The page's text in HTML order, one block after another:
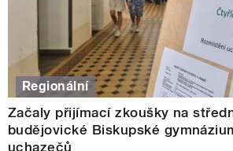
Regionální
Začaly přijímací zkoušky na
budějovické Biskupské
uchazečů